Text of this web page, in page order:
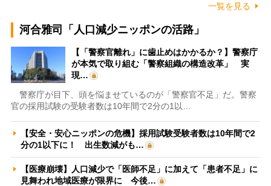
一覧を見る
河合雅司「人口減少ニッポンの活路」
【「警察官離れ」に歯止めはかかるか？】警察庁
が本気で取り組む「警察組織の構造改革」 実
現…
警察庁が目下、頭を悩ませているのが「警察官不足」だ。警察
官の採用試験の受験者数は10年間で2分の1以…
【安全・安心ニッポンの危機】採用試験受験者数は10年間で2
分の1以下に！ 出生数減がも…
【医療崩壊】人口減少で「医師不足」に加えて「患者不足」に
見舞われ地域医療が限界に 今後…